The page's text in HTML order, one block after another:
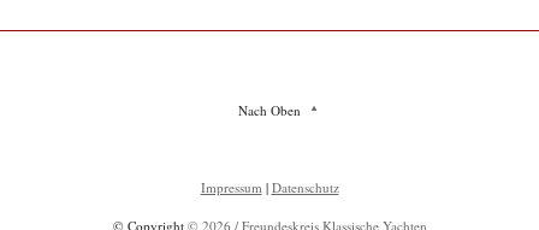
Nach Oben
Impressum | Datenschutz
© Copyright © 2026 / Freundeskreis Klassische Yachten